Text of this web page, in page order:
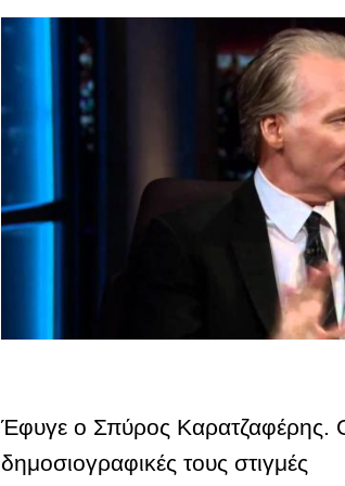
Έφυγε ο Σπύρος Καρατζαφέρης. Ο
δημοσιογραφικές τους στιγμές